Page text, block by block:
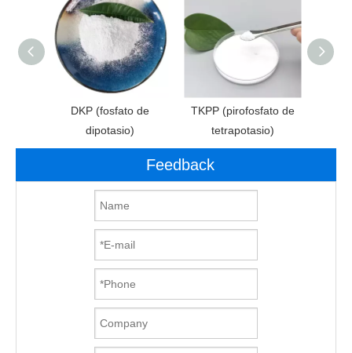
DKP (fosfato de
dipotasio)
TKPP (pirofosfato de
tetrapotasio)
Feedback